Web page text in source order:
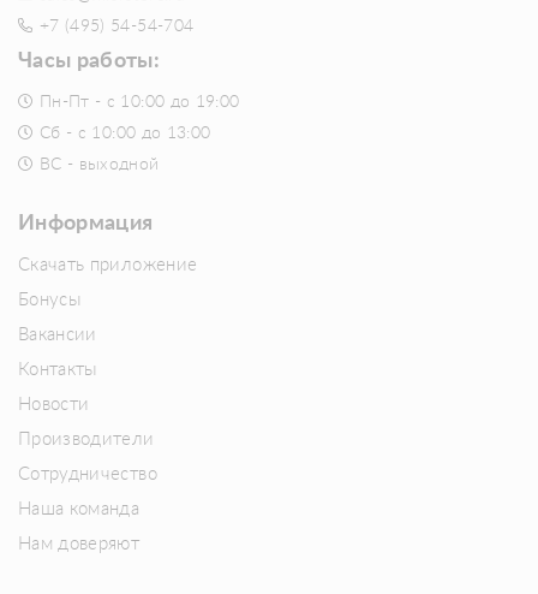
+7 (495) 54-54-704
Часы работы:
Пн-Пт - с 10:00 до 19:00
Сб - с 10:00 до 13:00
ВС - выходной
Информация
Скачать приложение
Бонусы
Вакансии
Контакты
Новости
Производители
Сотрудничество
Наша команда
Нам доверяют